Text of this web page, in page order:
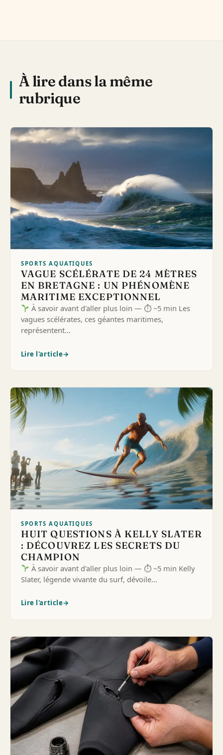
À lire dans la même
rubrique
SPORTS AQUATIQUES
VAGUE SCÉLÉRATE DE 24 MÈTRES
EN BRETAGNE : UN PHÉNOMÈNE
MARITIME EXCEPTIONNEL
À savoir avant d'aller plus loin — ⏱ ~5 min Les
vagues scélérates, ces géantes maritimes,
représentent…
Lire l'article→
SPORTS AQUATIQUES
HUIT QUESTIONS À KELLY SLATER
: DÉCOUVREZ LES SECRETS DU
CHAMPION
À savoir avant d'aller plus loin — ⏱ ~5 min Kelly
Slater, légende vivante du surf, dévoile…
Lire l'article→